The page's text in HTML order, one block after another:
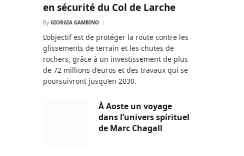
en sécurité du Col de Larche
By GIORGIA GAMBINO
L’objectif est de protéger la route contre les
glissements de terrain et les chutes de
rochers, grâce à un investissement de plus
de 72 millions d’euros et des travaux qui se
poursuivront jusqu’en 2030.
À Aoste un voyage
dans l’univers spirituel
de Marc Chagall